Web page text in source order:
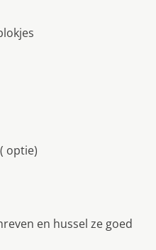
optie)
en hussel ze goed